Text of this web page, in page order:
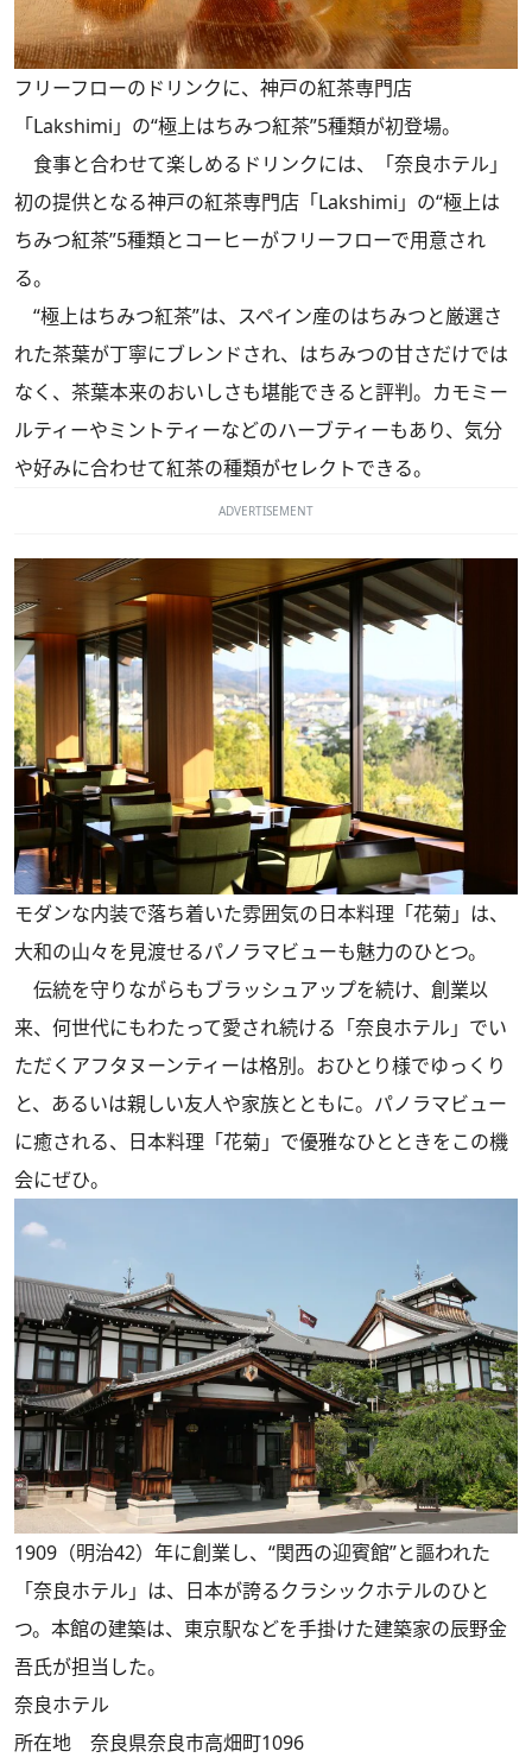
フリーフローのドリンクに、神戸の紅茶専門店
「Lakshimi」の“極上はちみつ紅茶”5種類が初登場。
食事と合わせて楽しめるドリンクには、「奈良ホテル」
初の提供となる神戸の紅茶専門店「Lakshimi」の“極上は
ちみつ紅茶”5種類とコーヒーがフリーフローで用意され
る。
“極上はちみつ紅茶”は、スペイン産のはちみつと厳選さ
れた茶葉が丁寧にブレンドされ、はちみつの甘さだけでは
なく、茶葉本来のおいしさも堪能できると評判。カモミー
ルティーやミントティーなどのハーブティーもあり、気分
や好みに合わせて紅茶の種類がセレクトできる。
ADVERTISEMENT
モダンな内装で落ち着いた雰囲気の日本料理「花菊」は、
大和の山々を見渡せるパノラマビューも魅力のひとつ。
伝統を守りながらもブラッシュアップを続け、創業以
来、何世代にもわたって愛され続ける「奈良ホテル」でい
ただくアフタヌーンティーは格別。おひとり様でゆっくり
と、あるいは親しい友人や家族とともに。パノラマビュー
に癒される、日本料理「花菊」で優雅なひとときをこの機
会にぜひ。
1909（明治42）年に創業し、“関西の迎賓館”と謳われた
「奈良ホテル」は、日本が誇るクラシックホテルのひと
つ。本館の建築は、東京駅などを手掛けた建築家の辰野金
吾氏が担当した。
奈良ホテル
所在地 奈良県奈良市高畑町1096